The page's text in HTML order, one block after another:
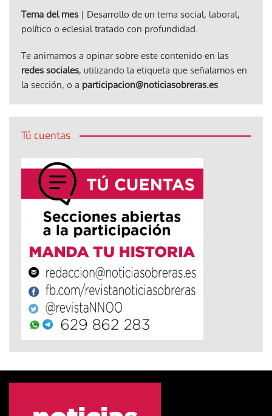
Tema del mes | Desarrollo de un tema social, laboral,
político o eclesial tratado con profundidad.
Te animamos a opinar sobre este contenido en las
redes sociales, utilizando la etiqueta que señalamos en
la sección, o a participacion@noticiasobreras.es
Tú cuentas